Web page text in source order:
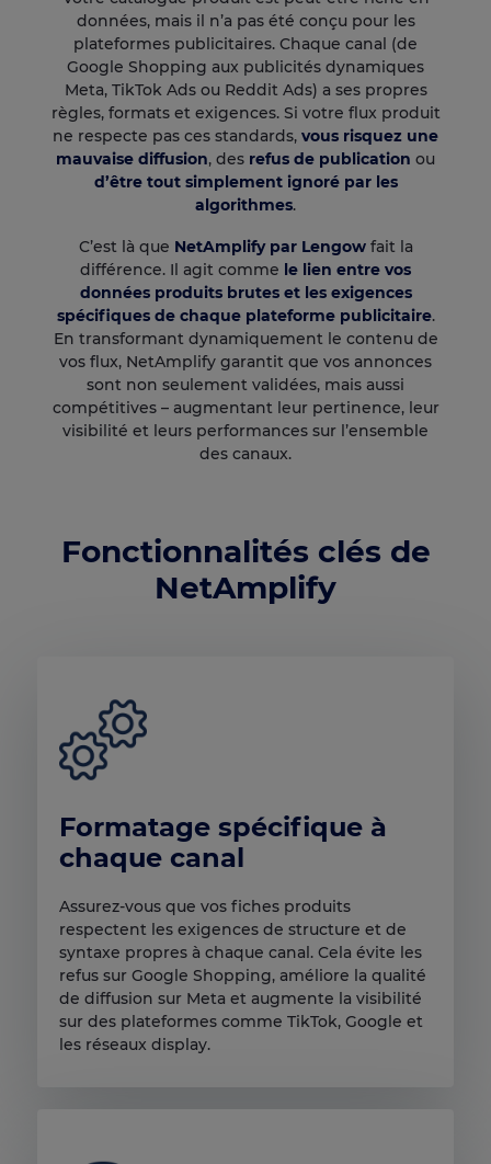
données, mais il n’a pas été conçu pour les
plateformes publicitaires. Chaque canal (de
Google Shopping aux publicités dynamiques
Meta, TikTok Ads ou Reddit Ads) a ses propres
règles, formats et exigences. Si votre flux produit
ne respecte pas ces standards, vous risquez une
mauvaise diffusion, des refus de publication ou
d’être tout simplement ignoré par les
algorithmes.
C’est là que NetAmplify par Lengowfait la
différence. Il agit comme le lien entre vos
données produits brutes et les exigences
spécifiques de chaque plateforme publicitaire.
En transformant dynamiquement le contenu de
vos flux, NetAmplify garantit que vos annonces
sont non seulement validées, mais aussi
compétitives – augmentant leur pertinence, leur
visibilité et leurs performances sur l’ensemble
des canaux.
Fonctionnalités clés de
NetAmplify
Formatage spécifique à
chaque canal
Assurez-vous que vos fiches produits
respectent les exigences de structure et de
syntaxe propres à chaque canal. Cela évite les
refus sur Google Shopping, améliore la qualité
de diffusion sur Meta et augmente la visibilité
sur des plateformes comme TikTok, Google et
les réseaux display.